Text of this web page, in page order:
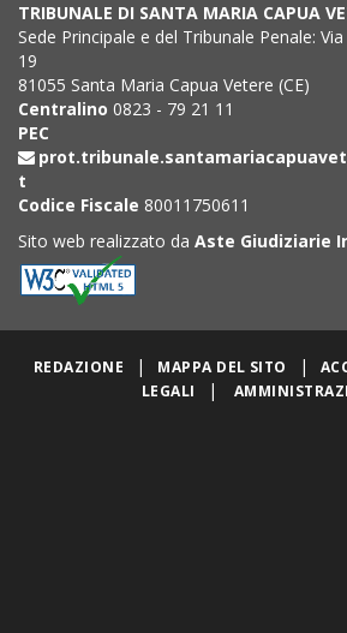
TRIBUNALE DI SANTA MARIA CAPUA
Sede Principale e del Tribunale Penale:
19
81055 Santa Maria Capua Vetere (CE)
Centralino 0823 - 79 21 11
PEC
t
Codice Fiscale 80011750611
Sito web realizzato da Aste Giudiziarie
REDAZIONE | MAPPA DEL SITO |
LEGALI
|